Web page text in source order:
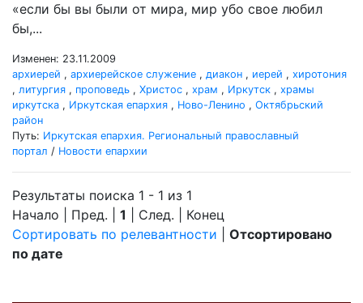
«если бы вы были от мира, мир убо свое любил
бы,...
Изменен: 23.11.2009
архиерей , архиерейское служение , диакон , иерей , хиротония
, литургия , проповедь , Христос , храм , Иркутск , храмы
иркутска , Иркутская епархия , Ново-Ленино , Октябрьский
район
Путь: Иркутская епархия. Региональный православный
портал / Новости епархии
Результаты поиска 1 - 1 из 1
Начало | Пред. | 1 | След. | Конец
Сортировать по релевантности
Отсортировано
по дате